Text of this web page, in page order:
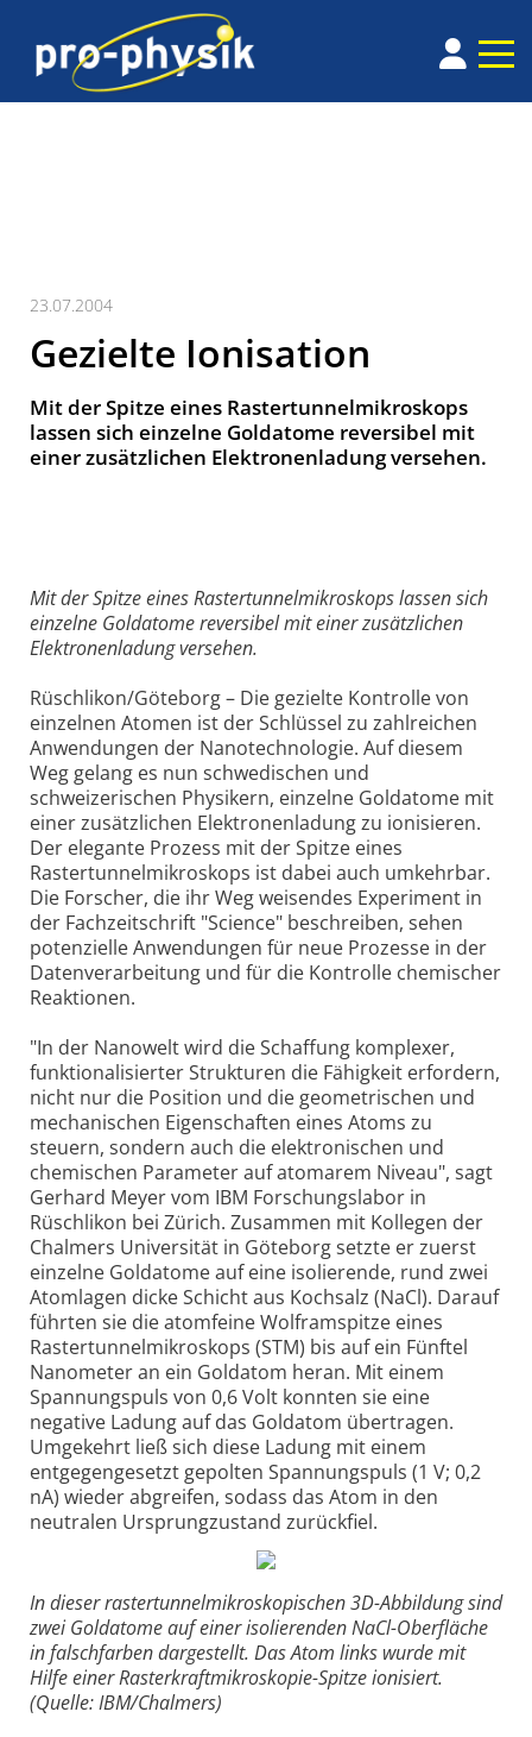
23.07.2004
Gezielte Ionisation
Mit der Spitze eines Rastertunnelmikroskops
lassen sich einzelne Goldatome reversibel mit
einer zusätzlichen Elektronenladung versehen.
Mit der Spitze eines Rastertunnelmikroskops lassen sich
einzelne Goldatome reversibel mit einer zusätzlichen
Elektronenladung versehen.
Rüschlikon/Göteborg – Die gezielte Kontrolle von
einzelnen Atomen ist der Schlüssel zu zahlreichen
Anwendungen der Nanotechnologie. Auf diesem
Weg gelang es nun schwedischen und
schweizerischen Physikern, einzelne Goldatome mit
einer zusätzlichen Elektronenladung zu ionisieren.
Der elegante Prozess mit der Spitze eines
Rastertunnelmikroskops ist dabei auch umkehrbar.
Die Forscher, die ihr Weg weisendes Experiment in
der Fachzeitschrift "Science" beschreiben, sehen
potenzielle Anwendungen für neue Prozesse in der
Datenverarbeitung und für die Kontrolle chemischer
Reaktionen.
"In der Nanowelt wird die Schaffung komplexer,
funktionalisierter Strukturen die Fähigkeit erfordern,
nicht nur die Position und die geometrischen und
mechanischen Eigenschaften eines Atoms zu
steuern, sondern auch die elektronischen und
chemischen Parameter auf atomarem Niveau", sagt
Gerhard Meyer vom IBM Forschungslabor in
Rüschlikon bei Zürich. Zusammen mit Kollegen der
Chalmers Universität in Göteborg setzte er zuerst
einzelne Goldatome auf eine isolierende, rund zwei
Atomlagen dicke Schicht aus Kochsalz (NaCl). Darauf
führten sie die atomfeine Wolframspitze eines
Rastertunnelmikroskops (STM) bis auf ein Fünftel
Nanometer an ein Goldatom heran. Mit einem
Spannungspuls von 0,6 Volt konnten sie eine
negative Ladung auf das Goldatom übertragen.
Umgekehrt ließ sich diese Ladung mit einem
entgegengesetzt gepolten Spannungspuls (1 V; 0,2
nA) wieder abgreifen, sodass das Atom in den
neutralen Ursprungzustand zurückfiel.
In dieser rastertunnelmikroskopischen 3D-Abbildung sind
zwei Goldatome auf einer isolierenden NaCl-Oberfläche
in falschfarben dargestellt. Das Atom links wurde mit
Hilfe einer Rasterkraftmikroskopie-Spitze ionisiert.
(Quelle: IBM/Chalmers)